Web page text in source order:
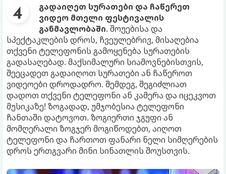
გადაიღეთ სურათები და ჩაწერეთ
ვიდეო მთელი ფესტივალის
განმავლობაში. შოუებისა და
სპექტაკლების დროს, ჩვეულებრივ, მისაღებია
თქვენი ტელეფონის გამოყენება სურათების
გადასაღებად. მაქსიმალური სიამოვნებისთვის,
შეეცადეთ გადაიღოთ სურათები ან ჩაწეროთ
ვიდეოები დროდადრო. შემდეგ, შეგიძლიათ
დადოთ თქვენი ტელეფონი ან კამერა და იცეკვოთ
მუსიკაზე! ზოგადად, უმჯობესია ტელეფონი
ჩანთაში დატოვოთ. ზოგიერთი ჯგუფი ან
მომღერალი ზოგჯერ მოგიწოდებთ, აიღოთ
ტელეფონი და ჩართოთ ფანარი ნელი სიმღერების
დროს ერთგვარი მინი სინათლის შოუსთვის.